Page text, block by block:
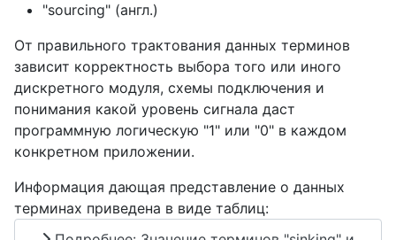
"sourcing" (англ.)
От правильного трактования данных терминов
зависит корректность выбора того или иного
дискретного модуля, схемы подключения и
понимания какой уровень сигнала даст
программную логическую "1" или "0" в каждом
конкретном приложении.
Информация дающая представление о данных
терминах приведена в виде таблиц: